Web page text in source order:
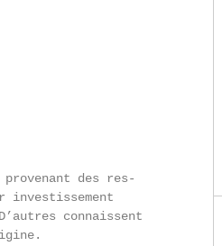
des res-
investissement
connaissent